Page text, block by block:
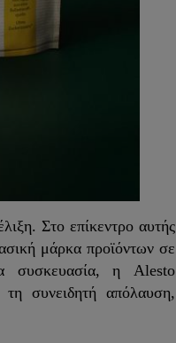
Στο επίκεντρο αυτής
μάρκα προϊόντων σε
συσκευασία, η Alesto
συνειδητή απόλαυση,